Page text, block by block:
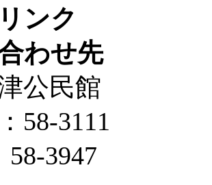
ンク
わせ先
公民館
58-3111
58-3947